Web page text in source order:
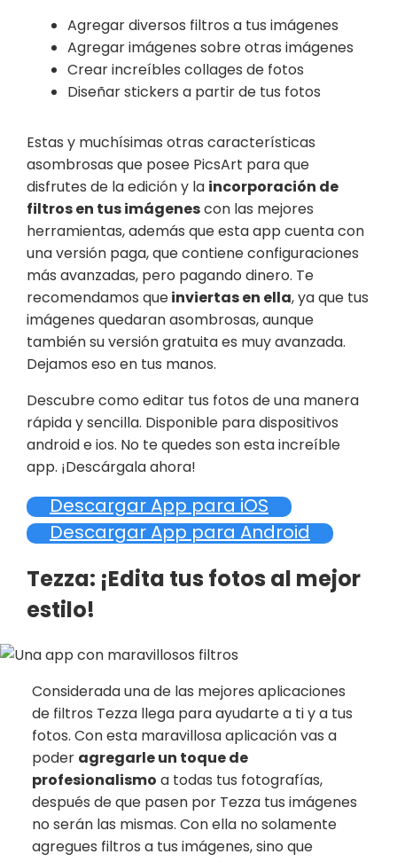
Agregar diversos filtros a tus imágenes
Agregar imágenes sobre otras imágenes
Crear increíbles collages de fotos
Diseñar stickers a partir de tus fotos
Estas y muchísimas otras características
asombrosas que posee PicsArt para que
disfrutes de la edición y la incorporación de
filtros en tus imágenescon las mejores
herramientas, además que esta app cuenta con
una versión paga, que contiene configuraciones
más avanzadas, pero pagando dinero. Te
recomendamos queinviertas en ella, ya que tus
imágenes quedaran asombrosas, aunque
también su versión gratuita es muy avanzada.
Dejamos eso en tus manos.
Descubre como editar tus fotos de una manera
rápida y sencilla. Disponible para dispositivos
android e ios. No te quedes son esta increíble
app. ¡Descárgala ahora!
Descargar App para iOS
Descargar App para Android
Tezza: ¡Edita tus fotos al mejor
estilo!
Considerada una de las mejores aplicaciones
de filtros Tezza llega para ayudarte a ti y a tus
fotos. Con esta maravillosa aplicación vas a
poder agregarle un toque de
profesionalismo a todas tus fotografías,
después de que pasen por Tezza tus imágenes
no serán las mismas. Con ella no solamente
agregues filtros a tus imágenes, sino que